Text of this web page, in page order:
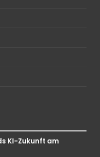
KI-Zukunft am